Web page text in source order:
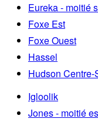
Eureka - moitié
Foxe Est
Foxe Ouest
Hassel
Hudson Centre-
Igloolik
Jones - moitié